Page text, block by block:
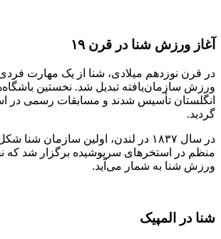
آغاز ورزش شنا در قرن ۱۹
در قرن نوزدهم میلادی، شنا از یک مهارت
ورزش سازمان‌یافته تبدیل شد. نخستین
انگلستان تأسیس شدند و مسابقات رسمی در
گردید.
در سال ۱۸۳۷ در لندن، اولین سازمان
منظم در استخرهای سرپوشیده برگزار شد که
ورزش شنا به شمار می‌آید.
شنا در المپیک